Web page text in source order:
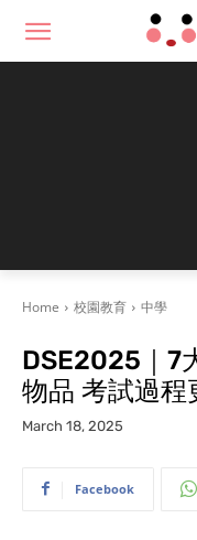
Home 校園教育 中學
DSE2025｜7
物品 考試過程
March 18, 2025
Facebook